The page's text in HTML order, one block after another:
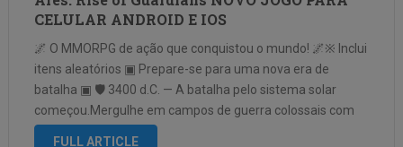
CELULAR ANDROID E IOS
🌌 O MMORPG de ação que conquistou o mundo! 🌌※ Inclui
itens aleatórios ▣ Prepare-se para uma nova era de
batalha ▣ 🛡️ 3400 d.C. — A batalha pelo sistema solar
começou.Mergulhe em campos de guerra colossais com
gráficos dignos de console! ⚔️ Principais Destaques ⚔️ …
FULL ARTICLE